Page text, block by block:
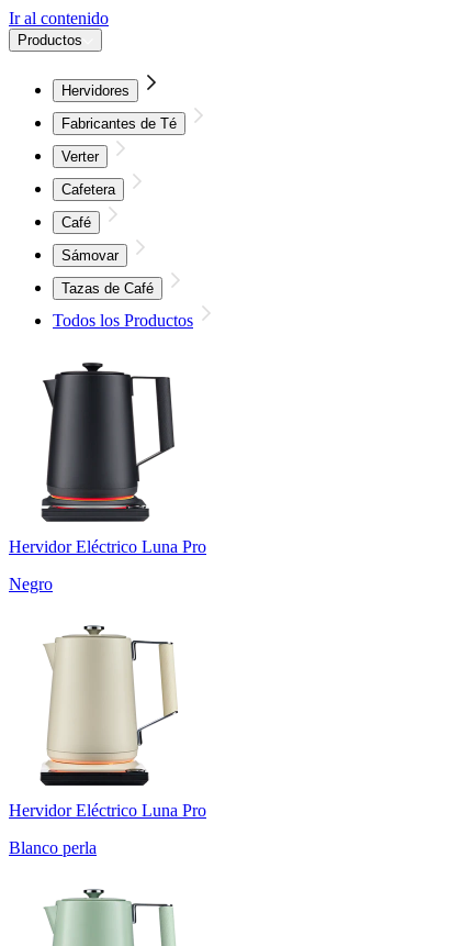
Ir al contenido
Productos
Hervidores
Fabricantes de Té
Verter
Cafetera
Café
Sámovar
Tazas de Café
Todos los Productos
Hervidor Eléctrico Luna Pro
Negro
Hervidor Eléctrico Luna Pro
Blanco perla